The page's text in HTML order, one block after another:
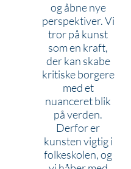
og åbne nye
perspektiver. Vi
tror på kunst
som en kraft,
der kan skabe
kritiske borgere
med et
nuanceret blik
på verden.
Derfor er
kunsten vigtig i
folkeskolen, og